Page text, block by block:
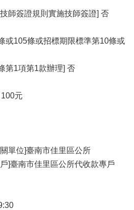
師簽證規則實施技師簽證] 否
或105條或招標期限標準第10條或
第1項第1款辦理] 否
元
單位]臺南市佳里區公所
]臺南市佳里區公所代收款專戶